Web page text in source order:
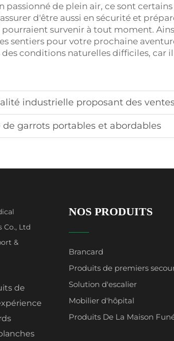
passionné de plein air, ce sont
d'être aussi en sécurité et
survenir à tout moment.
sentiers pour votre prochaine
conditions naturelles difficiles, car
proposant des ventes au détail de
garrots portables et abordables
Co., Ltd
&
de
NOS PRODUITS
Brancard
Produits de premiers
Solution d'escalier
Mobilier d'hôpital
Produits De La Maison